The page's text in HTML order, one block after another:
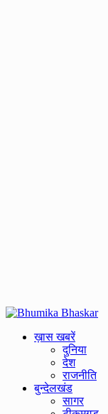
Primary
ख़ास खबरें
दुनिया
देश
राजनीति
बुन्देलखंड
सागर